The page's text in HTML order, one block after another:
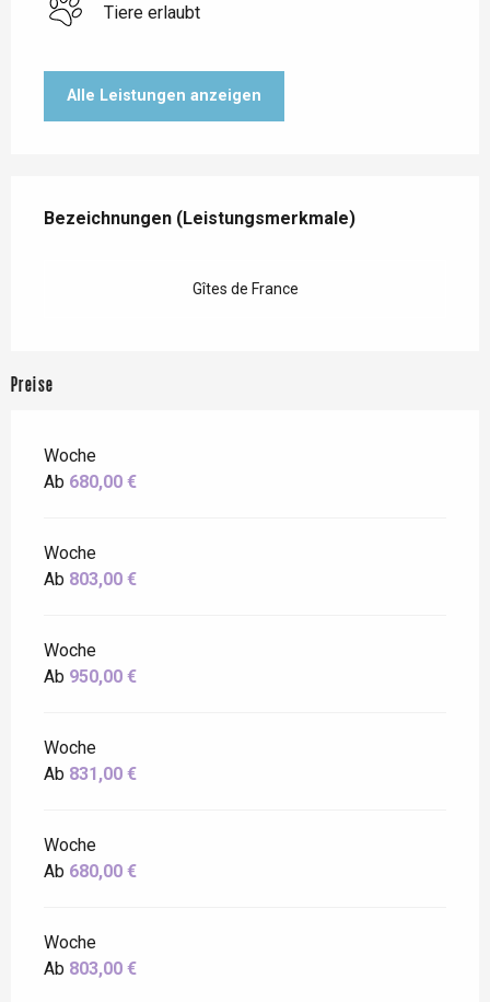
Tiere erlaubt
Alle Leistungen anzeigen
Bezeichnungen (Leistungsmerkmale)
Bezeichnungen (Leistungsmerkmale)
Gîtes de France
Preise
Woche
Ab 680,00 €
Woche
Ab 803,00 €
Woche
Ab 950,00 €
Woche
Ab 831,00 €
Woche
Ab 680,00 €
Woche
Ab 803,00 €